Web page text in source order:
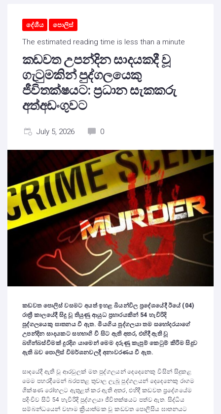
දේශීය පොලිස්
The estimated reading time is less than a minute
කඩවත උපන්දින සාදයකදී වූ
ගැටුමකින් පුද්ගලයෙකු
ජීවිතක්ෂයට: ප්‍රධාන සැකකරු
අත්අඩංගුවට
July 5, 2026 0
කඩවත පොලිස් වසමට අයත් ඉහළ බියන්විල ප්‍රදේශයේදී ඊයේ (04)
රාත්‍රී කාලයේදී සිදු වූ තියුණු ආයුධ ප්‍රහාරයකින් 54 හැවිරිදි
පුද්ගලයෙකු ඝාතනය වී ඇත. මියගිය පුද්ගලයා තම සහෝදරයාගේ
උපන්දින සාදයකට සහභාගි වී සිට ඇති අතර, එහිදී ඇති වූ
බහින්බස්වීමක් දුරදිග යාමෙන් මෙම දරුණු කැපුම් කෙටුම් කිරීම සිදුව
ඇති බව පොලිස් විමර්ශනවලදී අනාවරණය වී ඇත.
සාදයේදී ඇති වූ ආරවුලක් මත පුද්ගලයන් දෙදෙනෙකු විසින් සිදුකළ
මෙම පහරදීමෙන් බරපතළ තුවාල ලැබූ පුද්ගලයන් දෙදෙනෙකු රාගම
ශික්ෂණ රෝහලට ඇතුළත් කර ඇති අතර, එහිදී කඩවත ප්‍රදේශයේම
පදිංචිව සිටි 54 හැවිරිදි පුද්ගලයා ජීවිතක්ෂයට පත්ව ඇත. සිද්ධිය
සම්බන්ධයෙන් වහාම ක්‍රියාත්මක වූ කඩවත පොලිසිය ඝාතනයට